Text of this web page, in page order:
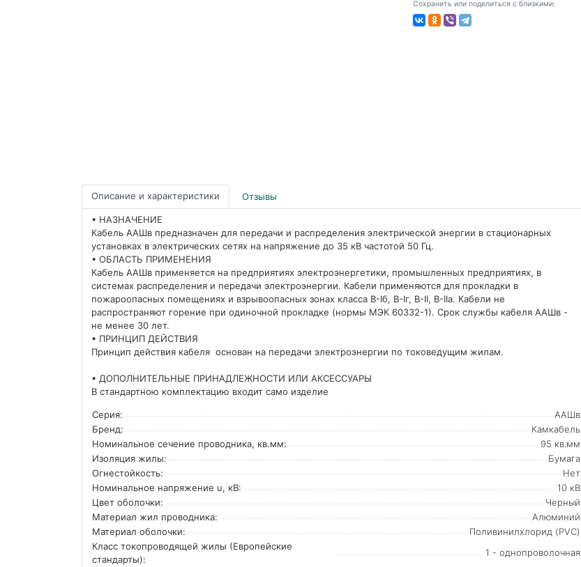
Сохранить или поделиться с близкими:
Описание и характеристики Отзывы
• НАЗНАЧЕНИЕ
Кабель ААШв предназначен для передачи и распределения электрической энергии в стационарных
установках в электрических сетях на напряжение до 35 кВ частотой 50 Гц.
• ОБЛАСТЬ ПРИМЕНЕНИЯ
Кабель ААШв применяется на предприятиях электроэнергетики, промышленных предприятиях, в
системах распределения и передачи электроэнергии. Кабели применяются для прокладки в
пожароопасных помещениях и взрывоопасных зонах класса В-Iб, В-Iг, В-II, В-IIа. Кабели не
распространяют горение при одиночной прокладке (нормы МЭК 60332-1). Срок службы кабеля ААШв -
не менее 30 лет.
• ПРИНЦИП ДЕЙСТВИЯ
Принцип действия кабеля основан на передачи электроэнергии по токоведущим жилам.
• ДОПОЛНИТЕЛЬНЫЕ ПРИНАДЛЕЖНОСТИ ИЛИ АКСЕССУАРЫ
В стандартною комплектацию входит само изделие
Серия:
ААШв
Бренд:
Камкабель
Номинальное сечение проводника, кв.мм:
95 кв.мм
Изоляция жилы:
Бумага
Огнестойкость:
Нет
Номинальное напряжение u, кВ:
10 кВ
Цвет оболочки:
Черный
Материал жил проводника:
Алюминий
Материал оболочки:
Поливинилхлорид (PVC)
Класс токопроводящей жилы (Европейские
стандарты):
1 - однопроволочная